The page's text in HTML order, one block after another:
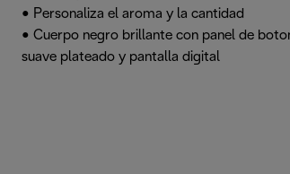
• Personaliza el aroma y la cantidad
• Cuerpo negro brillante con panel de
suave plateado y pantalla digital